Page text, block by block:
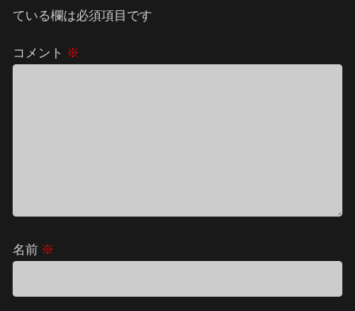
ている欄は必須項目です
コメント ※
名前 ※